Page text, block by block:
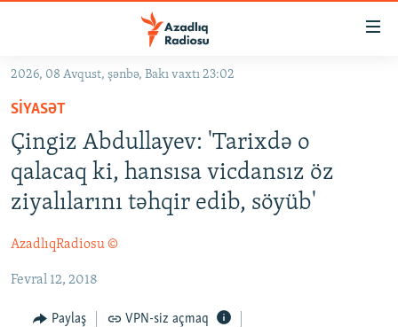
Əsas
qayıt
Əsas
naviqasiyaya
qayıt
Axtarışa
GÜNDƏM
KORRUPSIOMETR
#ƏSLINDƏ
QANUNI DOĞRU
ARAŞDIRMA
MULTIMEDIA
2026, 08 Avqust, şənbə, Bakı vaxtı 23:02
SIYASƏT
Çingiz Abdullayev: 'Tarixdə o
qalacaq ki, hansısa vicdansız öz
ziyalılarını təhqir edib, söyüb'
AzadlıqRadiosu ©
Fevral 12, 2018
Paylaş VPN-siz açmaq